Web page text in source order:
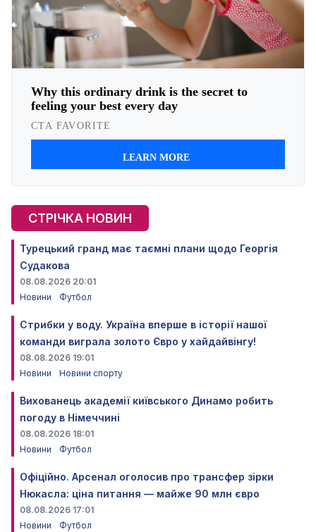
СТРІЧКА НОВИН
Турецький гранд має таємні плани щодо Георгія
Судакова
08.08.2026 20:01
Новини
Футбол
Стрибки у воду. Україна вперше в історії нашої
команди виграла золото Євро у хайдайвінгу!
08.08.2026 19:01
Новини
Новини спорту
Вихованець академії київського Динамо робить
погоду в Німеччині
08.08.2026 18:01
Новини
Футбол
Офіційно. Арсенал оголосив про трансфер зірки
Нюкасла: ціна питання — майже 90 млн євро
08.08.2026 17:01
Новини
Футбол